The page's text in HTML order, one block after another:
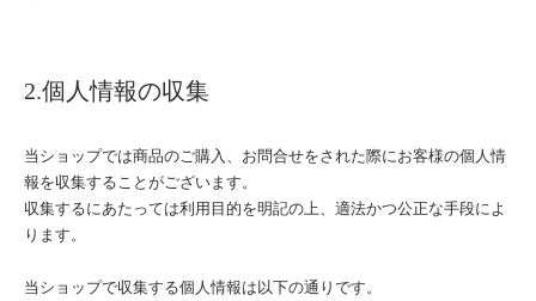
2.個人情報の収集
当ショップでは商品のご購入、お問合せをされた際にお客様の個人情
報を収集することがございます。
収集するにあたっては利用目的を明記の上、適法かつ公正な手段によ
ります。
当ショップで収集する個人情報は以下の通りです。